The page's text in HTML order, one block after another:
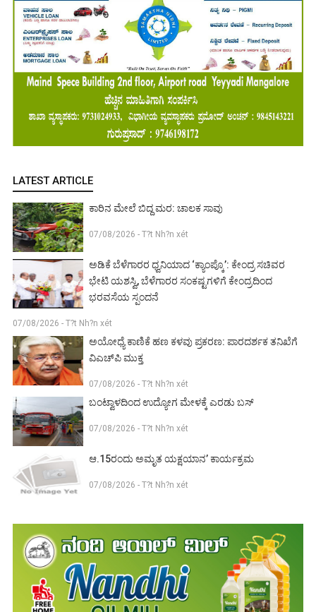
LATEST ARTICLE
ಕಾರಿನ ಮೇಲೆ ಬಿದ್ದ ಮರ: ಚಾಲಕ ಸಾವು
07/08/2026 - T?t Nh?n xét
ಅಡಿಕೆ ಬೆಳೆಗಾರರ ಧ್ವನಿಯಾದ ‘ಕ್ಯಾಂಪ್ಕೊ’: ಕೇಂದ್ರ ಸಚಿವರ
ಭೇಟಿ ಯಶಸ್ವಿ, ಬೆಳೆಗಾರರ ಸಂಕಷ್ಟಗಳಿಗೆ ಕೇಂದ್ರದಿಂದ
ಭರವಸೆಯ ಸ್ಪಂದನೆ
07/08/2026 - T?t Nh?n xét
ಅಯೋಧ್ಯೆ ಕಾಣಿಕೆ ಹಣ ಕಳವು ಪ್ರಕರಣ: ಪಾರದರ್ಶಕ ತನಿಖೆಗೆ
ವಿಎಚ್‌ಪಿ ಮುಕ್ತ
07/08/2026 - T?t Nh?n xét
ಬಂಟ್ವಾಳದಿಂದ ಉದ್ಯೋಗ ಮೇಳಕ್ಕೆ ಎರಡು ಬಸ್
07/08/2026 - T?t Nh?n xét
ಆ.15ರಂದು ಅಮೃತ ಯಕ್ಷಯಾನ’ ಕಾರ್ಯಕ್ರಮ
07/08/2026 - T?t Nh?n xét